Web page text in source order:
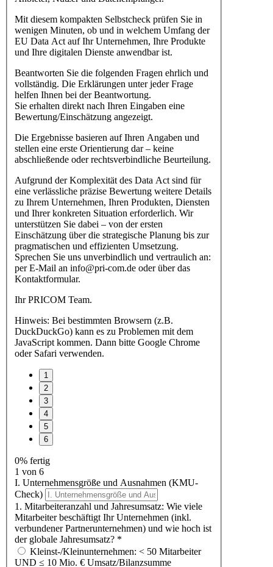
Mit diesem kompakten Selbstcheck prüfen Sie in
wenigen Minuten, ob und in welchem Umfang der
EU Data Act auf Ihr Unternehmen, Ihre Produkte
und Ihre digitalen Dienste anwendbar ist.
Beantworten Sie die folgenden Fragen ehrlich und
vollständig. Die Erklärungen unter jeder Frage
helfen Ihnen bei der Beantwortung.
Sie erhalten direkt nach Ihren Eingaben eine
Bewertung/Einschätzung angezeigt.
Die Ergebnisse basieren auf Ihren Angaben und
stellen eine erste Orientierung dar – keine
abschließende oder rechtsverbindliche Beurteilung.
Aufgrund der Komplexität des Data Act sind für
eine verlässliche präzise Bewertung weitere Details
zu Ihrem Unternehmen, Ihren Produkten, Diensten
und Ihrer konkreten Situation erforderlich. Wir
unterstützen Sie dabei – von der ersten
Einschätzung über die strategische Planung bis zur
pragmatischen und effizienten Umsetzung.
Sprechen Sie uns unverbindlich und vertraulich an:
per E-Mail an info@pri-com.de oder über das
Kontaktformular.
Ihr PRICOM Team.
Hinweis: Bei bestimmten Browsern (z.B.
DuckDuckGo) kann es zu Problemen mit dem
JavaScript kommen. Dann bitte Google Chrome
oder Safari verwenden.
0% fertig
1 von 6
I. Unternehmensgröße und Ausnahmen (KMU-
Check)
1. Mitarbeiteranzahl und Jahresumsatz: Wie viele
Mitarbeiter beschäftigt Ihr Unternehmen (inkl.
verbundener Partnerunternehmen) und wie hoch ist
der globale Jahresumsatz? *
Kleinst-/Kleinunternehmen: < 50 Mitarbeiter
UND ≤ 10 Mio. € Umsatz/Bilanzsumme